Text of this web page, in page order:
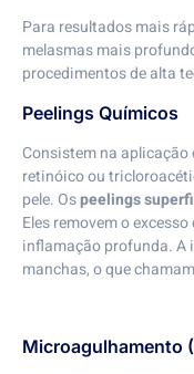
Para resultados mais
melasmas mais
procedimentos de alta
Peelings Químicos
Consistem na
retinóico ou
pele. Ospeelings
Eles removem o
inflamação profunda. A
manchas, o que
Microagulhamento